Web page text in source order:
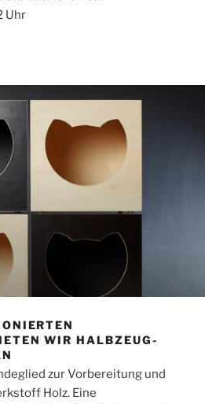
Uhr
WIR HALBZEUG-
zur Vorbereitung und
Holz. Eine